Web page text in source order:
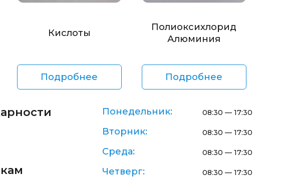
Кислоты
Подробнее
Полиоксихлорид
Алюминия
Подробнее
Понедельник: 08:30 — 17:30
Вторник: 08:30 — 17:30
Среда: 08:30 — 17:30
Четверг: 08:30 — 17:30